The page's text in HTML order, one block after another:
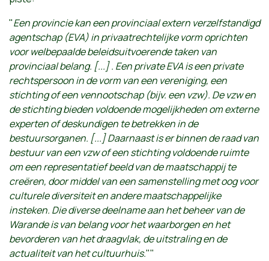
"Een provincie kan een provinciaal extern verzelfstandigd
agentschap (EVA) in privaatrechtelijke vorm oprichten
voor welbepaalde beleidsuitvoerende taken van
provinciaal belang. [...] . Een private EVA is een private
rechtspersoon in de vorm van een vereniging, een
stichting of een vennootschap (bijv. een vzw). De vzw en
de stichting bieden voldoende mogelijkheden om externe
experten of deskundigen te betrekken in de
bestuursorganen. [...] Daarnaast is er binnen de raad van
bestuur van een vzw of een stichting voldoende ruimte
om een representatief beeld van de maatschappij te
creëren, door middel van een samenstelling met oog voor
culturele diversiteit en andere maatschappelijke
insteken. Die diverse deelname aan het beheer van de
Warande is van belang voor het waarborgen en het
bevorderen van het draagvlak, de uitstraling en de
actualiteit van het cultuurhuis.""